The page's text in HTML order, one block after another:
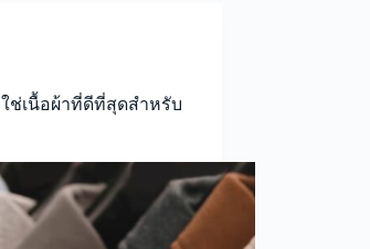
ใช่เนื้อผ้าที่ดีที่สุดสำหรับ